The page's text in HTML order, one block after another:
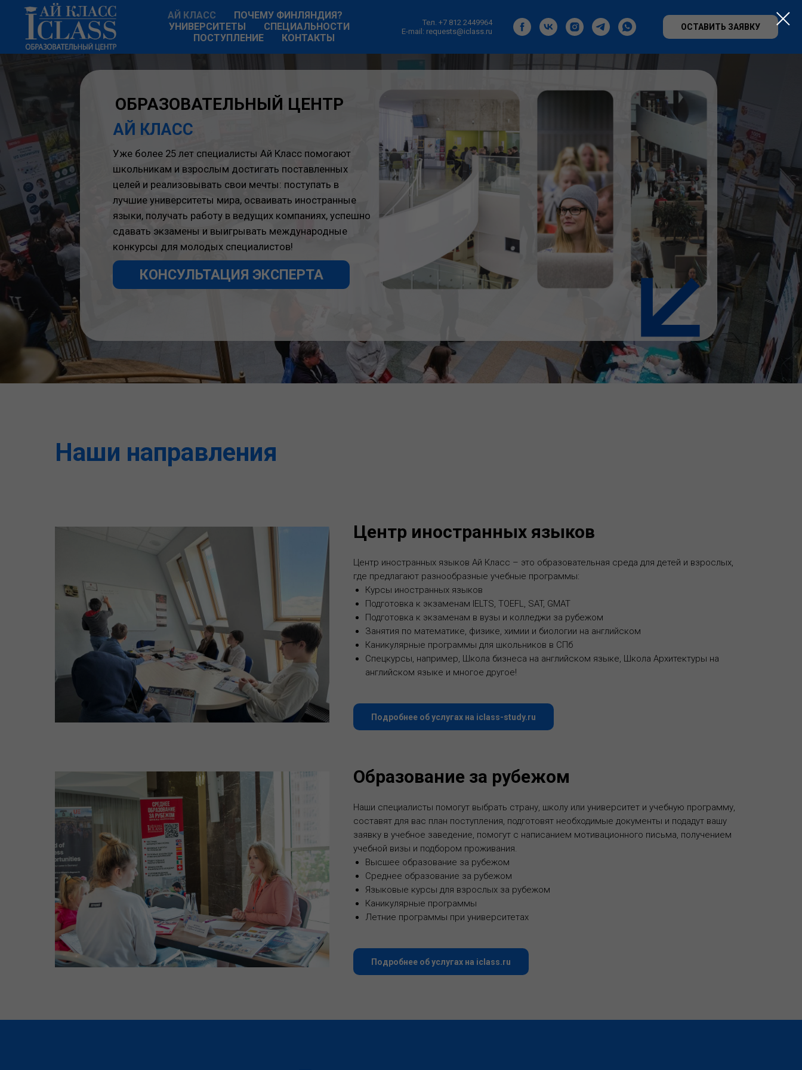
АЙ КЛАСС
ПОЧЕМУ ФИНЛЯНДИЯ?
УНИВЕРСИТЕТЫ
СПЕЦИАЛЬНОСТИ
ПОСТУПЛЕНИЕ
КОНТАКТЫ
Тел. +7 812 2449964
E-mail: requests@iclass.ru
ОСТАВИТЬ ЗАЯВКУ
ОБРАЗОВАТЕЛЬНЫЙ ЦЕНТР
АЙ КЛАСС
Уже более 25 лет специалисты Ай Класс помогают
школьникам и взрослым достигать поставленных
лучшие университеты мира, осваивать иностранные
языки, получать работу в ведущих компаниях, успешно
сдавать экзамены и выигрывать международные
конкурсы для молодых специалистов!
КОНСУЛЬТАЦИЯ ЭКСПЕРТА
Наши направления
Центр иностранных языков
Центр иностранных языков Ай Класс – это образовательная среда для детей и взрослых,
где предлагают разнообразные учебные программы:
Курсы иностранных языков
Подготовка к экзаменам IELTS, TOEFL, SAT, GMAT
Подготовка к экзаменам в вузы и колледжи за рубежом
Занятия по математике, физике, химии и биологии на английском
Каникулярные программы для школьников в СПб
Спецкурсы, например, Школа бизнеса на английском языке, Школа Архитектуры на
английском языке и многое другое!
Подробнее об услугах на iclass-study.ru
Образование за рубежом
Наши специалисты помогут выбрать страну, школу или университет и учебную программу,
составят для вас план поступления, подготовят необходимые документы и подадут вашу
заявку в учебное заведение, помогут с написанием мотивационного письма, получением
учебной визы и подбором проживания.
Высшее образование за рубежом
Среднее образование за рубежом
Языковые курсы для взрослых за рубежом
Каникулярные программы
Летние программы при университетах
Подробнее об услугах на iclass.ru